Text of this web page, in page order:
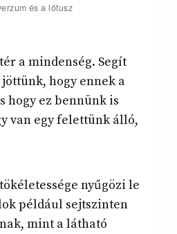
és a lótusz
a mindenség. Segít
hogy ennek a
hogy ez bennünk is
van egy felettünk álló,
nyűgözi le
például sejtszinten
mint a látható